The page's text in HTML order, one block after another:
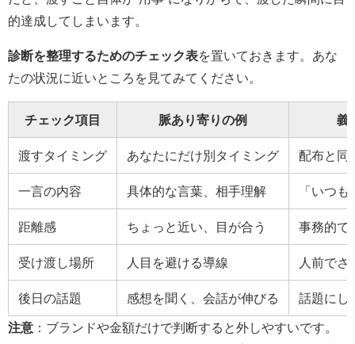
的達成してしまいます。
診断を整理するためのチェック表を置いておきます。あな
たの状況に近いところを見てみてください。
チェック項目 脈あり寄りの例 義
渡すタイミング あなたにだけ別タイミング 配布と同
一言の内容 具体的な言葉、相手理解 「いつ
距離感 ちょっと近い、目が合う 事務的で
受け渡し場所 人目を避ける導線 人前でさ
後日の話題 感想を聞く、会話が伸びる 話題にし
注意 ：ブランドや金額だけで判断すると外しやすいです。